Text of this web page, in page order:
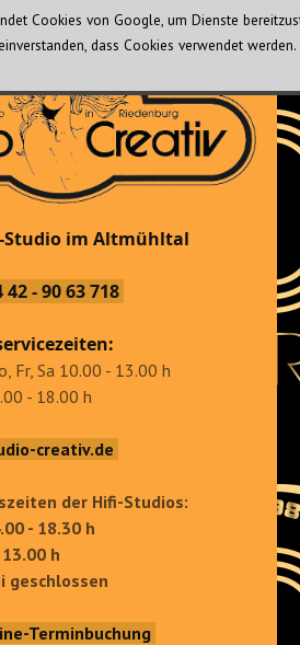
im Altmühltal
Studio im Altmühltal
42 - 90 63 718
Fr, Sa 10.00 - 13.00 h
- 18.00 h
creativ.de
der Hifi-Studios:
- 18.30 h
h
geschlossen
Terminbuchung
Cookies von Google, um Dienste
dass Cookies verwendet